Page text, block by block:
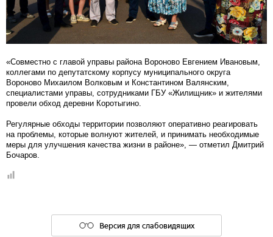
«Совместно с главой управы района Вороново Евгением Ивановым,
коллегами по депутатскому корпусу муниципального округа
Вороново Михаилом Волковым и Константином Валянским,
специалистами управы, сотрудниками ГБУ «Жилищник» и жителями
провели обход деревни Коротыгино.
Регулярные обходы территории позволяют оперативно реагировать
на проблемы, которые волнуют жителей, и принимать необходимые
меры для улучшения качества жизни в районе», — отметил Дмитрий
Бочаров.
Версия для слабовидящих